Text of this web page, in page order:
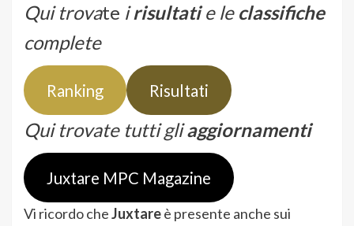
Qui trovate irisultatie le classifiche
complete
Ranking Risultati
Qui trovate tutti gliaggiornamenti
Juxtare MPC Magazine
Vi ricordo cheJuxtareè presente anche sui